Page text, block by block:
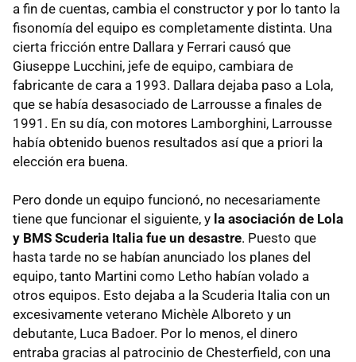
a fin de cuentas, cambia el constructor y por lo tanto la
fisonomía del equipo es completamente distinta. Una
cierta fricción entre Dallara y Ferrari causó que
Giuseppe Lucchini, jefe de equipo, cambiara de
fabricante de cara a 1993. Dallara dejaba paso a Lola,
que se había desasociado de Larrousse a finales de
1991. En su día, con motores Lamborghini, Larrousse
había obtenido buenos resultados así que a priori la
elección era buena.
Pero donde un equipo funcionó, no necesariamente
tiene que funcionar el siguiente, y la asociación de Lola
y BMS Scuderia Italia fue un desastre. Puesto que
hasta tarde no se habían anunciado los planes del
equipo, tanto Martini como Letho habían volado a
otros equipos. Esto dejaba a la Scuderia Italia con un
excesivamente veterano Michèle Alboreto y un
debutante, Luca Badoer. Por lo menos, el dinero
entraba gracias al patrocinio de Chesterfield, con una